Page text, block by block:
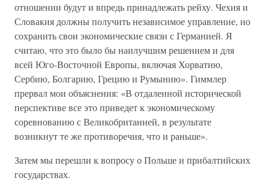
отношении будут и впредь принадлежать рейху. Чехия и
Словакия должны получить независимое управление, но
сохранить свои экономические связи с Германией. Я
считаю, что это было бы наилучшим решением и для
всей Юго-Восточной Европы, включая Хорватию,
Сербию, Болгарию, Грецию и Румынию». Гиммлер
прервал мои объяснения: «В отдаленной исторической
перспективе все это приведет к экономическому
соревнованию с Великобританией, в результате
возникнут те же противоречия, что и раньше».
Затем мы перешли к вопросу о Польше и прибалтийских
государствах.